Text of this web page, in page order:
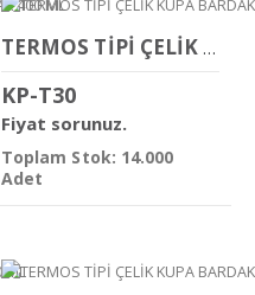
TERMOS TİPİ ÇELİK KUPA BARDAK 450 ML
KP-T30
Fiyat sorunuz.
Toplam Stok: 14.000
Adet